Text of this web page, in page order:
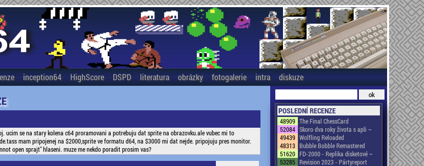
inception64 HighScore DSPD literatura obrázky fotogalerie intra diskuze
ucim se na stary kolena c64 proramovani a potrebuju dat sprite na obrazovku.ale vubec mi to
mam pripojenej na $2000,sprite ve formatu d64, na $3000 mi dat nejde. pripojuju pres monitor.
open sprajt" hlaseni. muze me nekdo poradit prosim vas?
POSLEDNÍ RECENZE
48909 The Final ChessCard
52084 Skoro dva roky života s apli ~
49439 Wolfling Reloaded
48313 Bubble Bobble Remastered
51620 FD-2000 - Replika disketové ~
53285 Revision 2023 - Pártyreport